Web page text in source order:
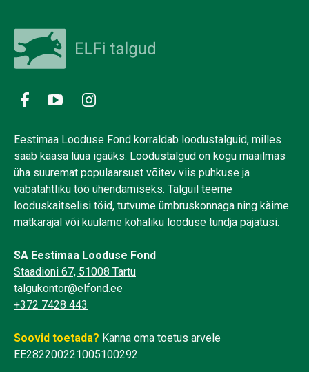
Eestimaa Looduse Fond korraldab loodustalguid, milles
saab kaasa lüüa igaüks. Loodustalgud on kogu maailmas
üha suuremat populaarsust võitev viis puhkuse ja
vabatahtliku töö ühendamiseks. Talguil teeme
looduskaitselisi töid, tutvume ümbruskonnaga ning käime
matkarajal või kuulame kohaliku looduse tundja pajatusi.
SA Eestimaa Looduse Fond
Staadioni 67, 51008 Tartu
talgukontor@elfond.ee
+372 7428 443
Soovid toetada? Kanna oma toetus arvele
EE282200221005100292